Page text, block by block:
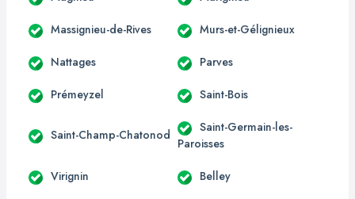
Massignieu-de-Rives Murs-et-Gélignieux
Nattages Parves
Prémeyzel Saint-Bois
Saint-Champ-Chatonod
Saint-Germain-les-
Paroisses
Virignin Belley